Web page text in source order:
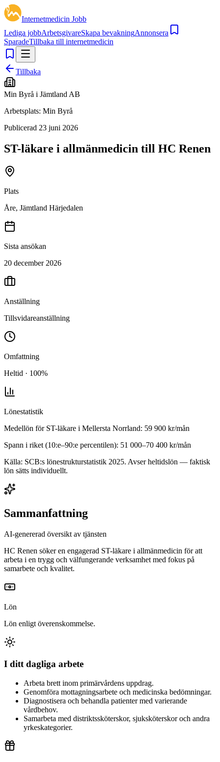
Internetmedicin Jobb
Lediga jobbArbetsgivareSkapa bevakningAnnonsera
SparadeTillbaka till internetmedicin
Tillbaka
Min Byrå i Jämtland AB
Arbetsplats: Min Byrå
Publicerad 23 juni 2026
ST-läkare i allmänmedicin till HC Renen
Plats
Åre, Jämtland Härjedalen
Sista ansökan
20 december 2026
Anställning
Tillsvidareanställning
Omfattning
Heltid · 100%
Lönestatistik
Medellön för ST-läkare i Mellersta Norrland: 59 900 kr/mån
Spann i riket (10:e–90:e percentilen): 51 000–70 400 kr/mån
Källa: SCB:s lönestrukturstatistik 2025. Avser heltidslön — faktisk
lön sätts individuellt.
Sammanfattning
AI-genererad översikt av tjänsten
HC Renen söker en engagerad ST-läkare i allmänmedicin för att
arbeta i en trygg och välfungerande verksamhet med fokus på
samarbete och kvalitet.
Lön
Lön enligt överenskommelse.
I ditt dagliga arbete
Arbeta brett inom primärvårdens uppdrag.
Genomföra mottagningsarbete och medicinska bedömningar.
Diagnostisera och behandla patienter med varierande
vårdbehov.
Samarbeta med distriktssköterskor, sjuksköterskor och andra
yrkeskategorier.